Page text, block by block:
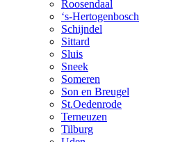
Roosendaal
‘s-Hertogenbosch
Schijndel
Sittard
Sluis
Sneek
Someren
Son en Breugel
St.Oedenrode
Terneuzen
Tilburg